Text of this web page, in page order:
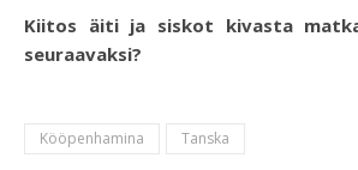
Kiitos äiti ja siskot kivasta
seuraavaksi?
Kööpenhamina Tanska